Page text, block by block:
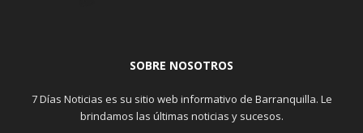
SOBRE NOSOTROS
7 Días Noticias es su sitio web informativo de Barranquilla. Le
brindamos las últimas noticias y sucesos.